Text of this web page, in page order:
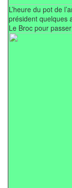
L’heure du pot de
président quelques
Le Broc pour